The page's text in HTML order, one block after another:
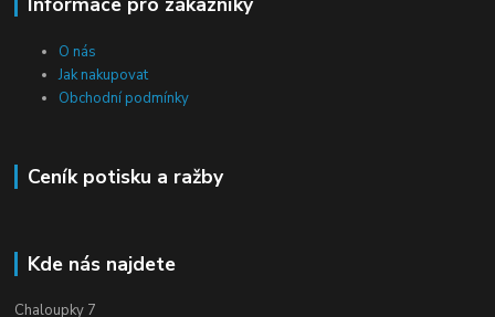
O nás
Jak nakupovat
Obchodní podmínky
Ceník potisku a ražby
Kde nás najdete
Chaloupky 7